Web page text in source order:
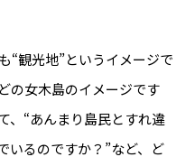
“観光地”というイメージで
の女木島のイメージです
、“あんまり島民とすれ違
いるのですか？”など、ど